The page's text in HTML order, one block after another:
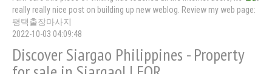
really really nice post on building up new weblog. Review my web page:
평택출장마사지
2022-10-03 04:09:48
Discover Siargao Philippines - Property